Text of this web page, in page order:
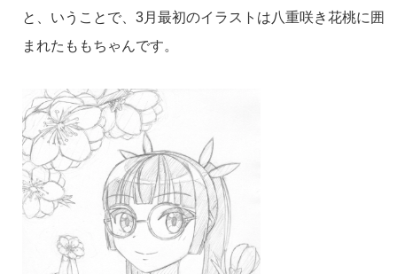
と、いうことで、3月最初のイラストは八重咲き花桃に囲
まれたももちゃんです。